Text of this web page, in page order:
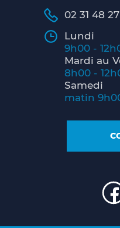
02 31 48
Lundi
9h00 -
Mardi au
8h00 -
Samedi
matin